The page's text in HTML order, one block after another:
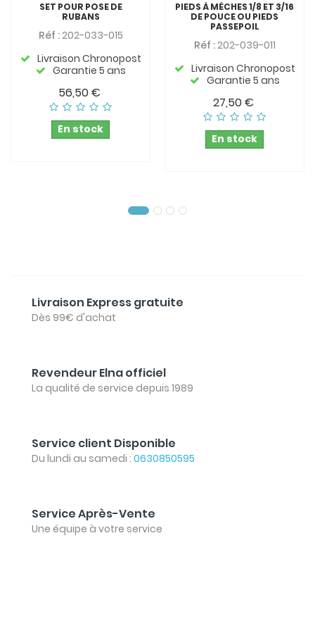
SET POUR POSE DE
RUBANS
Réf :202-033-015
Livraison Chronopost
Garantie 5 ans
56,50 €
En stock
PIEDS À MÈCHES 1/8 ET 3/16
DE POUCE OU PIEDS
PASSEPOIL
Réf :202-039-011
Livraison Chronopost
Garantie 5 ans
27,50 €
En stock
Livraison Express gratuite
Dès 99€ d'achat
Revendeur Elna officiel
La qualité de service depuis 1989
Service client Disponible
Du lundi au samedi : 0630850595
Service Après-Vente
Une équipe à votre service